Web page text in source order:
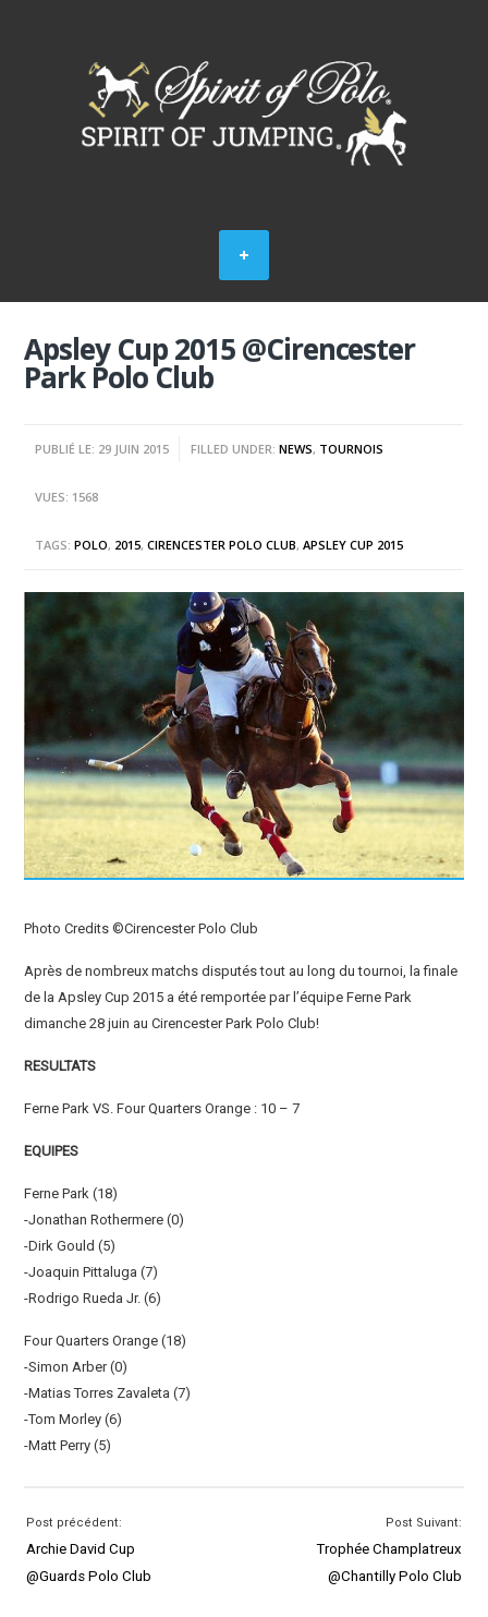
Apsley Cup 2015 @Cirencester
Park Polo Club
PUBLIÉ LE: 29 JUIN 2015 FILLED UNDER:NEWS, TOURNOIS
VUES: 1568
TAGS:POLO, 2015,CIRENCESTER POLO CLUB,APSLEY CUP 2015
Photo Credits ©Cirencester Polo Club
Après de nombreux matchs disputés tout au long du tournoi, la finale
de la Apsley Cup 2015 a été remportée par l’équipe Ferne Park
dimanche 28 juin au Cirencester Park Polo Club!
RESULTATS
Ferne Park VS. Four Quarters Orange : 10 – 7
EQUIPES
Ferne Park (18)
-Jonathan Rothermere (0)
-Dirk Gould (5)
-Joaquin Pittaluga (7)
-Rodrigo Rueda Jr. (6)
Four Quarters Orange (18)
-Simon Arber (0)
-Matias Torres Zavaleta (7)
-Tom Morley (6)
-Matt Perry (5)
Post précédent:
Archie David Cup
@Guards Polo Club
Post Suivant:
Trophée Champlatreux
@Chantilly Polo Club